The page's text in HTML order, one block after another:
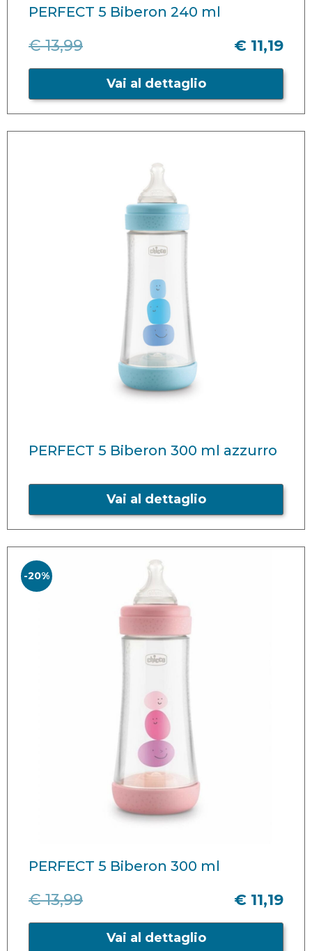
PERFECT 5 Biberon 240 ml
€ 13,99 € 11,19
Vai al dettaglio
PERFECT 5 Biberon 300 ml azzurro
Vai al dettaglio
-20%
PERFECT 5 Biberon 300 ml
€ 13,99 € 11,19
Vai al dettaglio